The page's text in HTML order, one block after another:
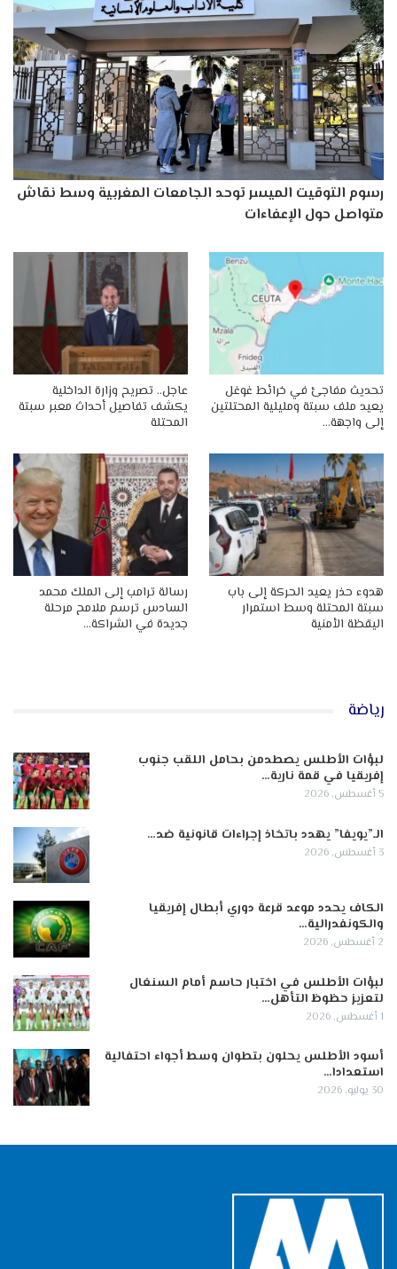
رسوم التوقيت الميسر توحد الجامعات المغربية وسط نقاش
متواصل حول الإعفاءات
تحديث مفاجئ في خرائط غوغل
يعيد ملف سبتة ومليلية المحتلتين
إلى واجهة…
عاجل.. تصريح وزارة الداخلية
يكشف تفاصيل أحداث معبر سبتة
المحتلة
هدوء حذر يعيد الحركة إلى باب
سبتة المحتلة وسط استمرار
اليقظة الأمنية
رسالة ترامب إلى الملك محمد
السادس ترسم ملامح مرحلة
جديدة في الشراكة…
رياضة
لبؤات الأطلس يصطدمن بحامل اللقب جنوب
إفريقيا في قمة نارية…
5 أغسطس, 2026
الـ”يويفا” يهدد باتخاذ إجراءات قانونية ضد…
3 أغسطس, 2026
الكاف يحدد موعد قرعة دوري أبطال إفريقيا
والكونفدرالية…
2 أغسطس, 2026
لبؤات الأطلس في اختبار حاسم أمام السنغال
لتعزيز حظوظ التأهل…
1 أغسطس, 2026
أسود الأطلس يحلون بتطوان وسط أجواء احتفالية
استعدادا…
30 يوليو, 2026